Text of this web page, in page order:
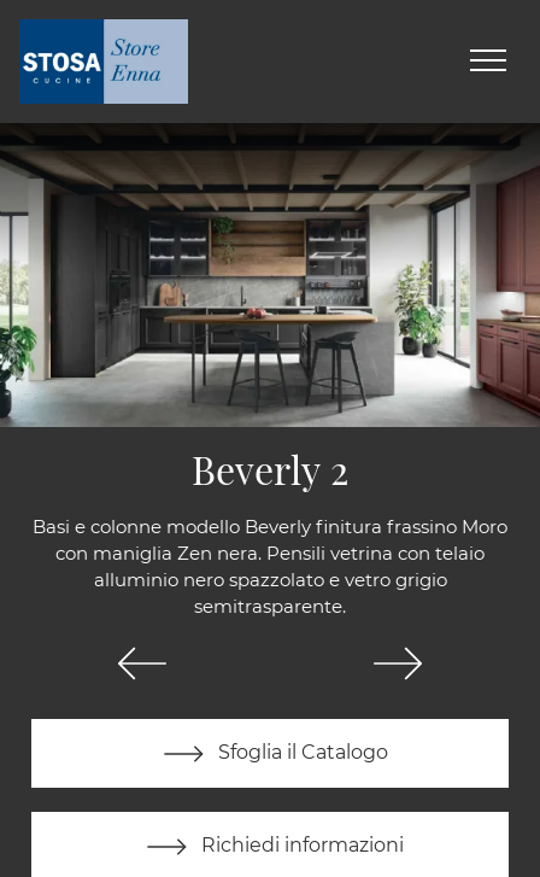
Basi e colonne modello Beverly finitura frassino Moro
con maniglia Zen nera. Pensili vetrina con telaio
alluminio nero spazzolato e vetro grigio
semitrasparente.
Sfoglia il Catalogo
Richiedi informazioni
Beverly 2